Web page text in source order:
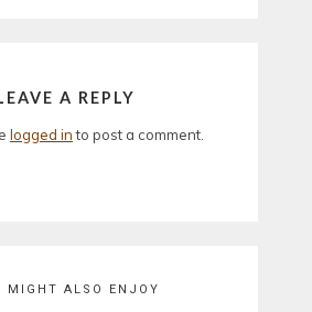
A REPLY
logged into post a comment.
MIGHT ALSO ENJOY